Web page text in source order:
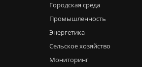
Городская среда
Промышленность
Энергетика
Сельское хозяйство
Мониторинг